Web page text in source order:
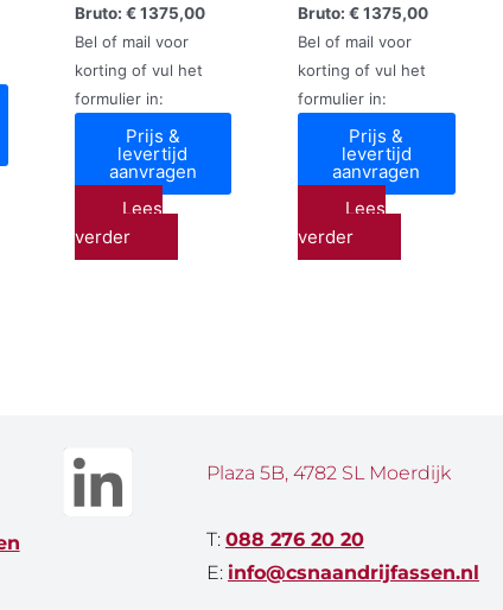
Bruto: €1375,00
Bel of mail voor
korting of vul het
formulier in:
Prijs &
levertijd
aanvragen
Lees
verder
Bruto: €1375,00
Bel of mail voor
korting of vul het
formulier in:
Prijs &
levertijd
aanvragen
Lees
verder
Plaza 5B, 4782 SL Moerdijk
T: 088 276 20 20
E: info@csnaandrijfassen.nl